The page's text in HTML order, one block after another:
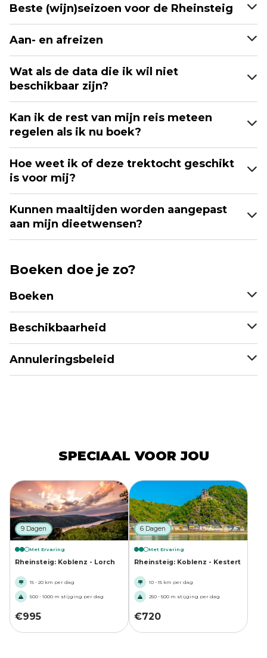
Beste (wijn)seizoen voor de Rheinsteig
Aan- en afreizen
Wat als de data die ik wil niet
beschikbaar zijn?
Kan ik de rest van mijn reis meteen
regelen als ik nu boek?
Hoe weet ik of deze trektocht geschikt
is voor mij?
Kunnen maaltijden worden aangepast
aan mijn dieetwensen?
Boeken doe je zo?
Boeken
Beschikbaarheid
Annuleringsbeleid
SPECIAAL VOOR JOU
9 Dagen
Met Ervaring
Rheinsteig: Koblenz - Lorch
15 - 20 km per dag
500 - 1000 m stijging per dag
€995
6 Dagen
Met Ervaring
Rheinsteig: Koblenz - Kestert
10 - 15 km per dag
250 - 500 m stijging per dag
€720